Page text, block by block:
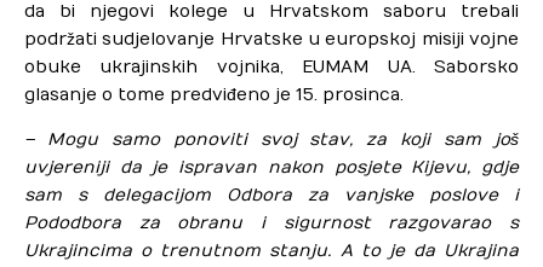
da bi njegovi kolege u Hrvatskom saboru trebali
podržati sudjelovanje Hrvatske u europskoj misiji vojne
obuke ukrajinskih vojnika, EUMAM UA. Saborsko
glasanje o tome predviđeno je 15. prosinca.
– Mogu samo ponoviti svoj stav, za koji sam još
uvjereniji da je ispravan nakon posjete Kijevu, gdje
sam s delegacijom Odbora za vanjske poslove i
Pododbora za obranu i sigurnost razgovarao s
Ukrajincima o trenutnom stanju. A to je da Ukrajina